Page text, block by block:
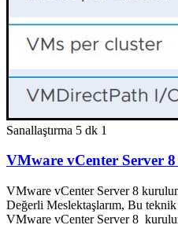
Sanallaştırma 5 dk 1
VMware vCenter Server
VMware vCenter Server 8
Değerli Meslektaşlarım, Bu
VMware vCenter Server 8